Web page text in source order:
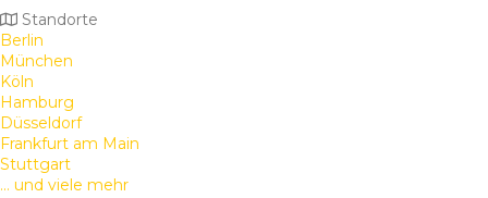
Standorte
Berlin
München
Köln
Hamburg
Düsseldorf
Frankfurt am Main
Stuttgart
... und viele mehr